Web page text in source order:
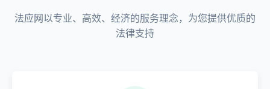
法应网以专业、高效、经济的服务理念，为您提供优质的
法律支持